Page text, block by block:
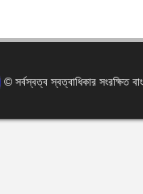
© সর্বস্বত্ব স্বত্বাধিকার সংরক্ষিত